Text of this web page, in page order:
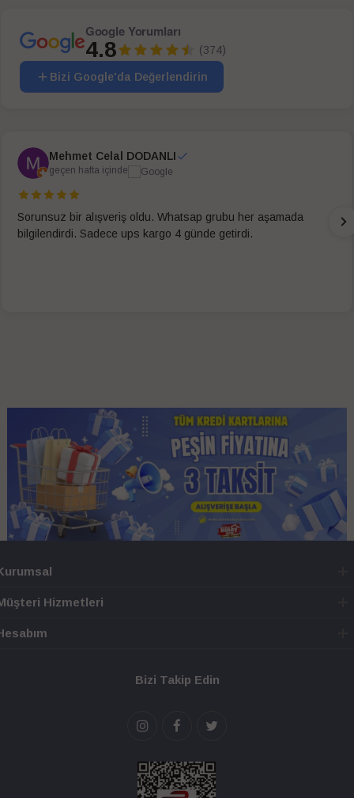
Google Yorumları
4.8 (374)
Bizi Google'da Değerlendirin
Mehmet Celal DODANLI
geçen hafta içinde
Sorunsuz bir alışveriş oldu. Whatsap grubu her aşamada
bilgilendirdi. Sadece ups kargo 4 günde getirdi.
Hizmetleri
Bizi Takip Edin